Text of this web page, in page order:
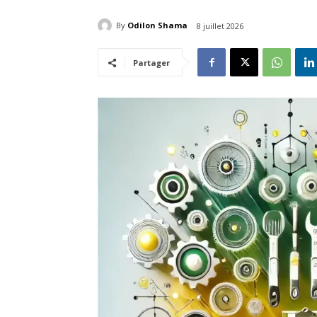
By Odilon Shama 8 juillet 2026
Partager